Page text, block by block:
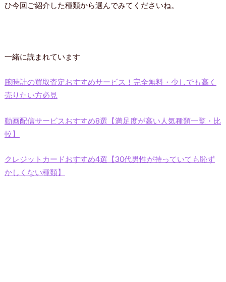
ひ今回ご紹介した種類から選んでみてくださいね。
一緒に読まれています
腕時計の買取査定おすすめサービス！完全無料・少しでも高く
売りたい方必見
動画配信サービスおすすめ8選【満足度が高い人気種類一覧・比
較】
クレジットカードおすすめ4選【30代男性が持っていても恥ず
かしくない種類】